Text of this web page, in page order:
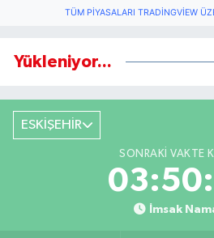
TÜM PIYASALARI TRADINGVIEW
Yükleniyor...
ESKİŞEHİR
SONRAKI VAKTE
İmsak